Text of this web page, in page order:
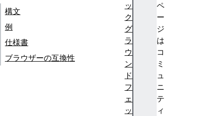
ペ
ー
ジ
は
コ
ミ
ュ
ニ
テ
ィ
構文
例
仕様書
ブラウザーの互換性
ッ
ク
グ
ラ
ウ
ン
ド
フ
ェ
ッ